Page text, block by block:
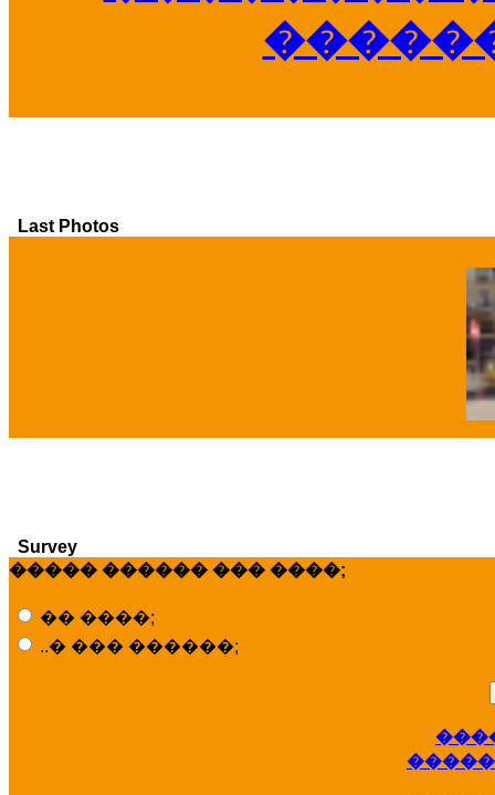
Last Photos
Survey
����� ������ ��� ����;
�� ����;
..� ��� ������;